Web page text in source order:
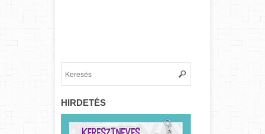
HIRDETÉS